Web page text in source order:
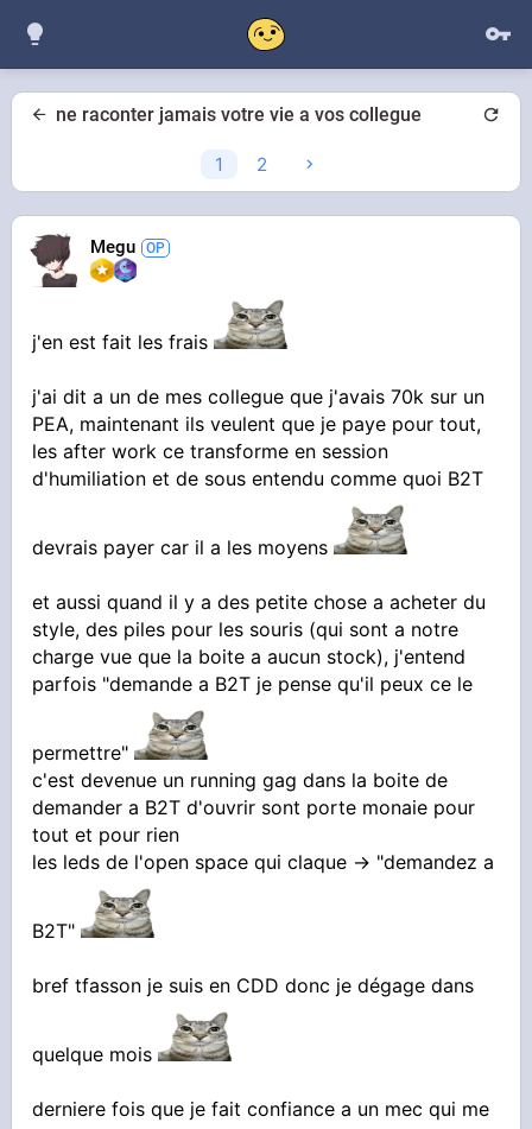
ne raconter jamais votre vie a vos collegue
1 2
Megu
j'en est fait les frais
j'ai dit a un de mes collegue que j'avais 70k sur un
PEA, maintenant ils veulent que je paye pour tout,
les after work ce transforme en session
d'humiliation et de sous entendu comme quoi B2T
devrais payer car il a les moyens
et aussi quand il y a des petite chose a acheter du
style, des piles pour les souris (qui sont a notre
charge vue que la boite a aucun stock), j'entend
parfois "demande a B2T je pense qu'il peux ce le
permettre"
c'est devenue un running gag dans la boite de
demander a B2T d'ouvrir sont porte monaie pour
tout et pour rien
les leds de l'open space qui claque → "demandez a
B2T"
bref tfasson je suis en CDD donc je dégage dans
quelque mois
derniere fois que je fait confiance a un mec qui me